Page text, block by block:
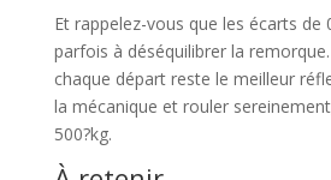
Et rappelez-vous que les écarts de
parfois à déséquilibrer la
chaque départ reste le meilleur
la mécanique et rouler
500?kg.